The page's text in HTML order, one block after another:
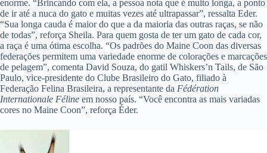
enorme. “Brincando com ela, a pessoa nota que é muito longa, a ponto
de ir até a nuca do gato e muitas vezes até ultrapassar”, ressalta Eder.
“Sua longa cauda é maior do que a da maioria das outras raças, se não
de todas”, reforça Sheila. Para quem gosta de ter um gato de cada cor,
a raça é uma ótima escolha. “Os padrões do Maine Coon das diversas
federações permitem uma variedade enorme de colorações e marcações
de pelagem”, comenta David Souza, do gatil Whiskers’n Tails, de São
Paulo, vice-presidente do Clube Brasileiro do Gato, filiado à
Federação Felina Brasileira, a representante da Fédération
Internationale Féline em nosso país. “Você encontra as mais variadas
cores no Maine Coon”, reforça Éder.